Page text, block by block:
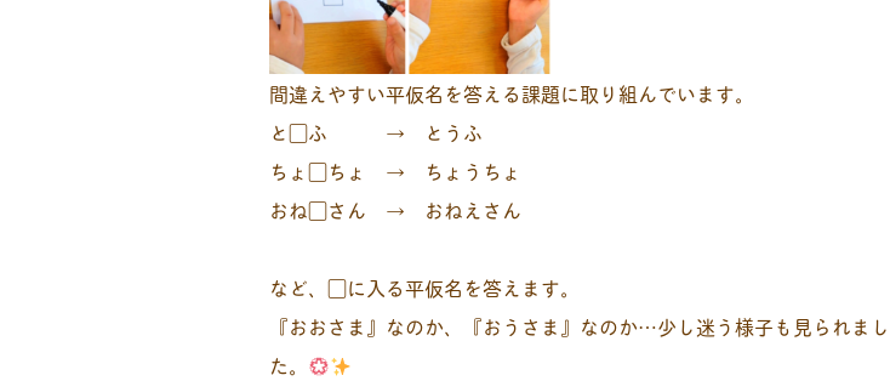
間違えやすい平仮名を答える課題に取り組んでいます。
と▢ふ → とうふ
ちょ▢ちょ → ちょうちょ
おね▢さん → おねえさん
など、▢に入る平仮名を答えます。
『おおさま』なのか、『おうさま』なのか…少し迷う様子も見られま
た。